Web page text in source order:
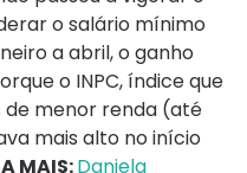
o salário mínimo
a abril, o ganho
o INPC, índice que
de menor renda (até
mais alto no início
MAIS:Daniela